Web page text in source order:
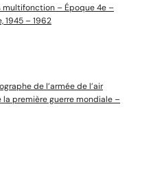
multifonction – Époque 4e –
1945 – 1962
de l’armée de l’air
la première guerre mondiale –